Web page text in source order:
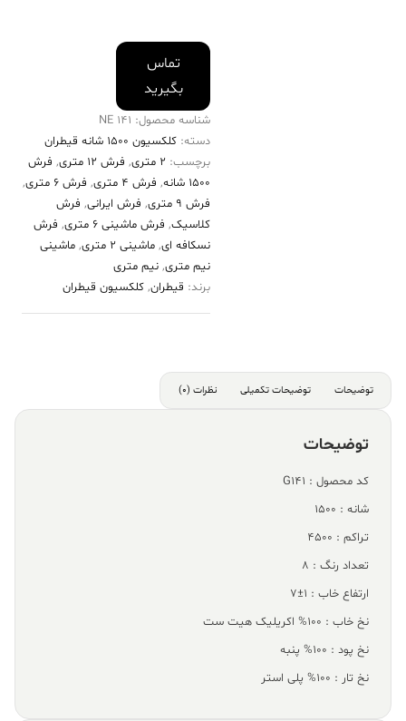
تماس
بگیرید
شناسه محصول: 141 NE
دسته: کلکسیون ۱۵۰۰ شانه قیطران
برچسب: 2 متری , فرش 12 متری , فرش
۱۵۰۰ شانه
, فرش 4 متری , فرش 6 متری
,
فرش 9 متری
, فرش ایرانی, فرش
کلاسیک, فرش ماشینی 6 متری , فرش
نسکافه ای, ماشینی 2 متری , ماشینی
نیم متری, نیم متری
برند: قیطران, کلکسیون قیطران
توضیحات توضیحات تکمیلی نظرات (0)
توضیحات
کد محصول : G141
شانه : 1500
تراکم : 4500
تعداد رنگ : 8
ارتفاع خاب : 1±7
نخ خاب : 100% اکریلیک هیت ست
نخ پود : 100% پنبه
نخ تار : 100% پلی استر